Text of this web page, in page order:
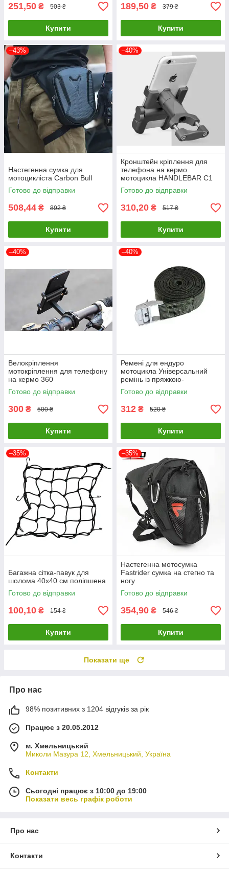
251,50 ₴ 503 ₴
Купити
189,50 ₴ 379 ₴
Купити
–43%
Настегенна сумка для
мотоцикліста Carbon Bull
Готово до відправки
508,44 ₴ 892 ₴
Купити
–40%
Кронштейн кріплення для
телефона на кермо
мотоцикла HANDLEBAR С1
Готово до відправки
310,20 ₴ 517 ₴
Купити
–40%
Велокріплення
мотокріплення для телефону
на кермо 360
Готово до відправки
300 ₴ 500 ₴
Купити
–40%
Ремені для ендуро
мотоцикла Універсальний
ремінь із пряжкою-
фіксатором мото буксир для
ендуро мотоциклів
Готово до відправки
312 ₴ 520 ₴
Купити
–35%
Багажна сітка-павук для
шолома 40х40 см поліпшена
Готово до відправки
100,10 ₴ 154 ₴
Купити
–35%
Настегенна мотосумка
Fastrider сумка на стегно та
ногу
Готово до відправки
354,90 ₴ 546 ₴
Купити
Показати ще
Про нас
98% позитивних з 1204 відгуків за рік
Працює з 20.05.2012
м. Хмельницький
Миколи Мазура 12, Хмельницький, Україна
Контакти
Сьогодні працює з 10:00 до 19:00
Показати весь графік роботи
Про нас
Контакти